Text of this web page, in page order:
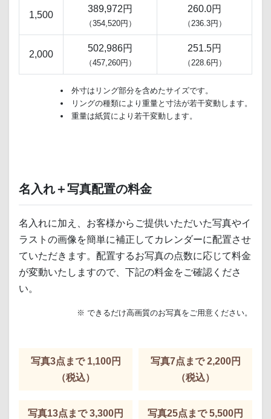
1,500
389,972円
（354,520円）
260.0円
（236.3円）
2,000
502,986円
（457,260円）
251.5円
（228.6円）
外寸はリング部分を含めたサイズです。
リングの種類により重量と寸法が若干変動します。
重量は紙質により若干変動します。
名入れ＋写真配置の料金
名入れに加え、お客様からご提供いただいた写真やイ
ラストの画像を簡単に補正してカレンダーに配置させ
ていただきます。配置するお写真の点数に応じて料金
が変動いたしますので、下記の料金をご確認くださ
い。
※ できるだけ高画質のお写真をご用意ください。
写真3点まで 1,100円
（税込）
写真7点まで 2,200円
（税込）
写真13点まで 3,300円
写真25点まで 5,500円